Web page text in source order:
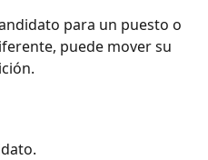
para un puesto o
puede mover su